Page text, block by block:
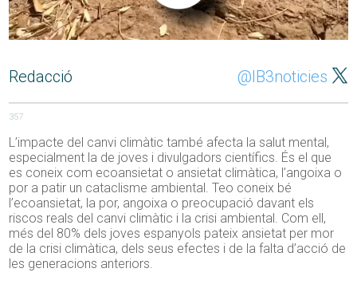
Redacció @IB3noticies
357
L’impacte del canvi climàtic també afecta la salut mental,
especialment la de joves i divulgadors científics. És el que
es coneix com ecoansietat o ansietat climàtica, l’angoixa o
por a patir un cataclisme ambiental. Teo coneix bé
l’ecoansietat, la por, angoixa o preocupació davant els
riscos reals del canvi climàtic i la crisi ambiental. Com ell,
més del 80% dels joves espanyols pateix ansietat per mor
de la crisi climàtica, dels seus efectes i de la falta d’acció de
les generacions anteriors.